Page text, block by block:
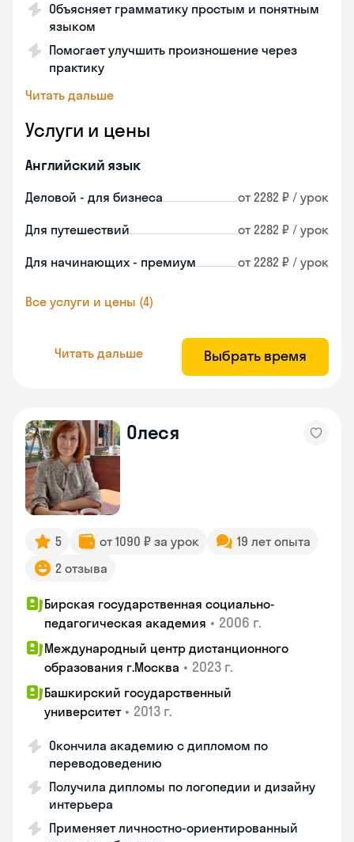
Объясняет грамматику простым и понятным
языком
Помогает улучшить произношение через
практику
Читать дальше
Услуги и цены
Английский язык
Деловой - для бизнеса от 2282 ₽ / урок
Для путешествий от 2282 ₽ / урок
Для начинающих - премиум от 2282 ₽ / урок
Все услуги и цены (4)
Читать дальше Выбрать время
Олеся
5 от 1090 ₽ за урок
19 лет опыта
2 отзыва
Бирская государственная социально-
педагогическая академия • 2006 г.
Международный центр дистанционного
образования г.Москва • 2023 г.
Башкирский государственный
университет • 2013 г.
Окончила академию с дипломом по
переводоведению
Получила дипломы по логопедии и дизайну
интерьера
Применяет личностно-ориентированный